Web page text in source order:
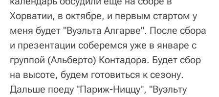
Хорватии, в октябре, и первым стартом у
меня будет "Вуэльта Алгарве". После сбора
и презентации соберемся уже в январе с
группой (Альберто) Контадора. Будет сбор
на высоте, будем готовиться к сезону.
Дальше поеду "Париж-Ниццу", "Вуэльту